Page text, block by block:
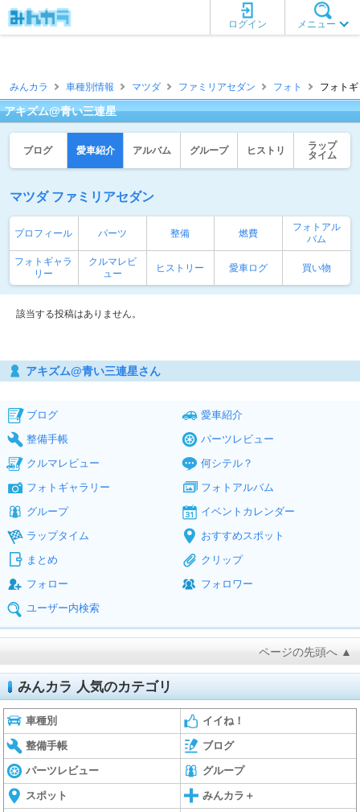
メニュー
ログイン
みんカラ 車種別情報 マツダ ファミリアセダン フォト フォト
アキズム@青い三連星
ブログ 愛車紹介 アルバム グループ ヒストリ
ラップ
タイム
マツダ ファミリアセダン
プロフィール パーツ 整備 燃費
フォトアル
バム
フォトギャラ
リー
クルマレビ
ュー
ヒストリー 愛車ログ 買い物
該当する投稿はありません。
アキズム@青い三連星さん
ブログ
愛車紹介
整備手帳
パーツレビュー
クルマレビュー
何シテル？
フォトギャラリー
フォトアルバム
グループ
イベントカレンダー
ラップタイム
おすすめスポット
まとめ
クリップ
フォロー
フォロワー
ユーザー内検索
ページの先頭へ ▲
みんカラ 人気のカテゴリ
車種別 イイね！
整備手帳 ブログ
パーツレビュー グループ
スポット みんカラ＋